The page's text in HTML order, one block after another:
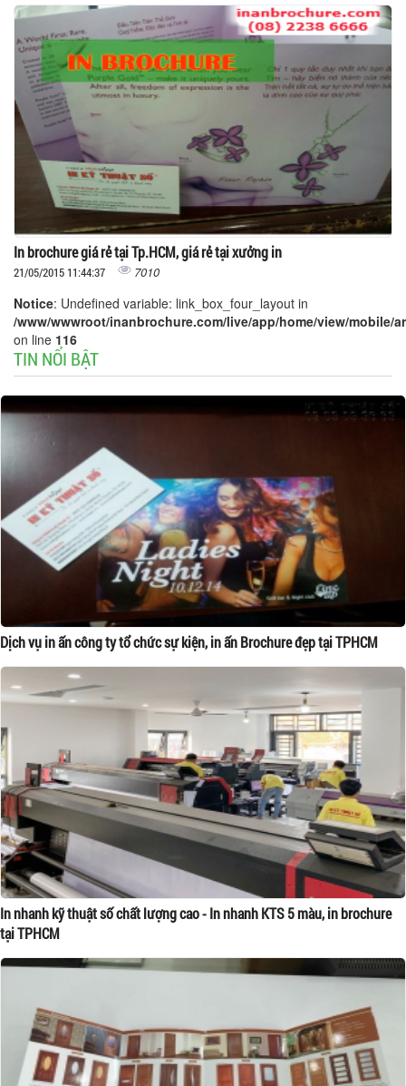
In brochure giá rẻ tại Tp.HCM, giá rẻ tại xưởng in
21/05/2015 11:44:37 7010
Notice: Undefined variable: link_box_four_layout in
/www/wwwroot/inanbrochure.com/live/app/home/view/mobile/
on line 116
TIN NỔI BẬT
Dịch vụ in ấn công ty tổ chức sự kiện, in ấn Brochure đẹp tại TPHCM
In nhanh kỹ thuật số chất lượng cao - In nhanh KTS 5 màu, in brochure
tại TPHCM